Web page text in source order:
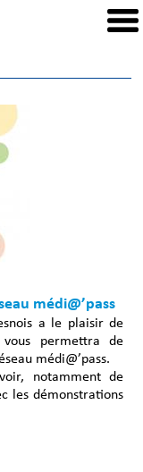
médi@’pass
a le plaisir de
permettra de
médi@’pass.
notamment de
les démonstrations